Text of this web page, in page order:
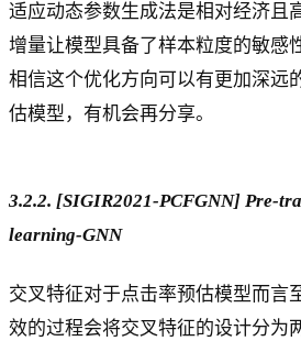
适应动态参数生成法是相对经济且
增量让模型具备了样本粒度的敏感
相信这个优化方向可以有更加深远
估模型，有机会再分享。
3.2.2. [SIGIR2021-PCFGNN] Pre-
learning-GNN
交叉特征对于点击率预估模型而言
效的过程会将交叉特征的设计分为